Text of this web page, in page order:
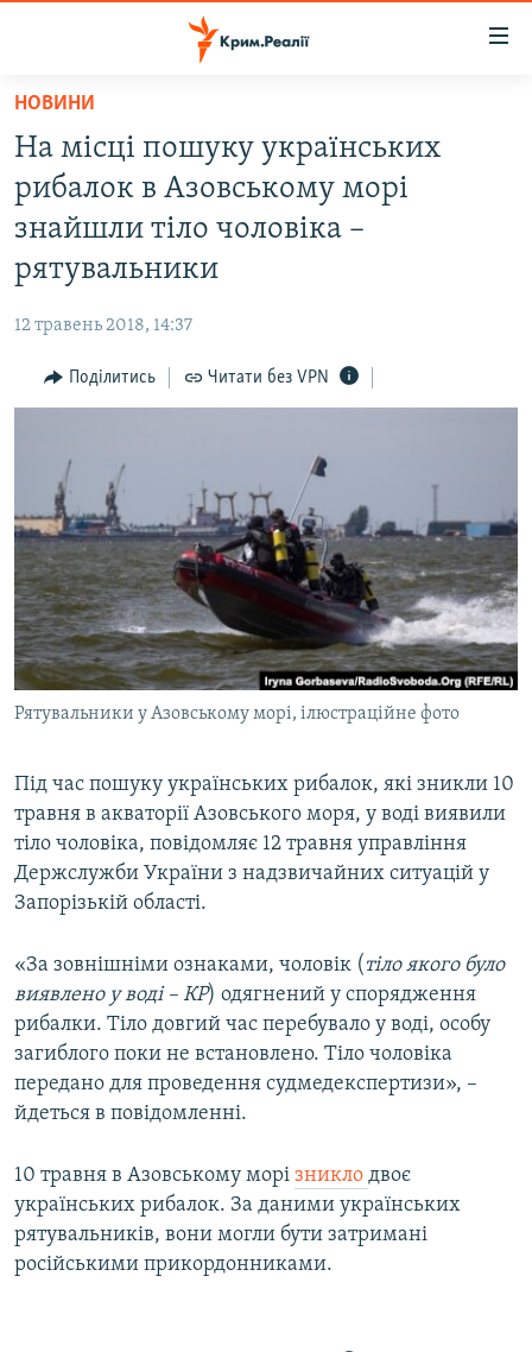
Перейти
основного
матеріалу
Перейти
до
основної
Перейти
пошуку
ВОДА.КРИМ
ВІДЕО ТА ФОТО
ПОГЛЯД
ІНТЕРВ'Ю
СПЕЦПРОЕКТИ
ДЕПОРТАЦІЯ
ВІДЕОУРОКИ «ELIFBE»
СВІДЧЕННЯ ОКУПАЦІЇ
УКРАЇНСЬКА ПРОБЛЕМА КРИМУ
ІНФОГРАФІКА
ЯК ОБІЙТИ БЛОКУВАННЯ
Русский
Qırımtatar
ДОЛУЧАЙСЯ!
Усі сайти RFE/RL
НОВИНИ
На місці пошуку українських
рибалок в Азовському морі
знайшли тіло чоловіка –
рятувальники
12 травень 2018, 14:37
Поділитись Читати без VPN
Рятувальники у Азовському морі, ілюстраційне фото
Під час пошуку українських рибалок, які зникли 10
травня в акваторії Азовського моря, у воді виявили
тіло чоловіка, повідомляє 12 травня управління
Держслужби України з надзвичайних ситуацій у
Запорізькій області.
«За зовнішніми ознаками, чоловік ( тіло якого було
виявлено у воді – КР) одягнений у спорядження
рибалки. Тіло довгий час перебувало у воді, особу
загиблого поки не встановлено. Тіло чоловіка
передано для проведення судмедекспертизи», –
йдеться в повідомленні.
10 травня в Азовському морі зникло двоє
українських рибалок. За даними українських
рятувальників, вони могли бути затримані
російськими прикордонниками.